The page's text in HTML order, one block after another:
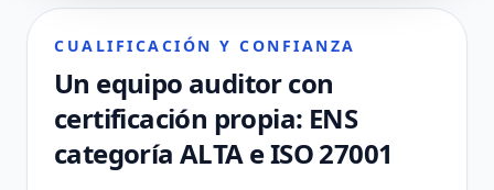
CUALIFICACIÓN Y CONFIANZA
Un equipo auditor con
certificación propia: ENS
categoría ALTA e ISO 27001